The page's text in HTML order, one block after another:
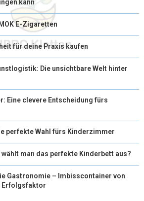
kann
E-Zigaretten
für deine Praxis kaufen
Die unsichtbare Welt hinter
Eine clevere Entscheidung fürs
perfekte Wahl fürs Kinderzimmer
wählt man das perfekte Kinderbett aus?
Gastronomie – Imbisscontainer von
Erfolgsfaktor